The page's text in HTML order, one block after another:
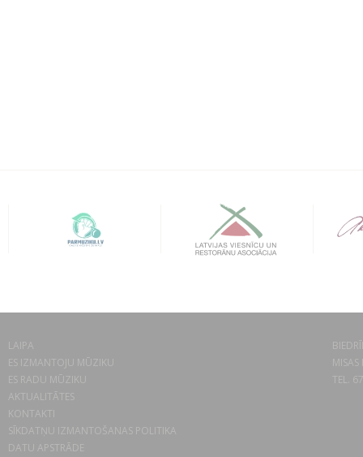
LAIPA
ES IZMANTOJU MŪZIKU
ES RADU MŪZIKU
AKTUALITĀTES
KONTAKTI
SĪKDATŅU IZMANTOŠANAS POLITIKA
DATU APSTRĀDE
TEL.